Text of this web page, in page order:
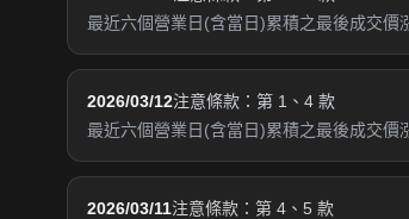
最近六個營業日(含當日)累積之最後成交
2026/03/12注意條款：第 1、4 款
最近六個營業日(含當日)累積之最後成交
2026/03/11注意條款：第 4、5 款